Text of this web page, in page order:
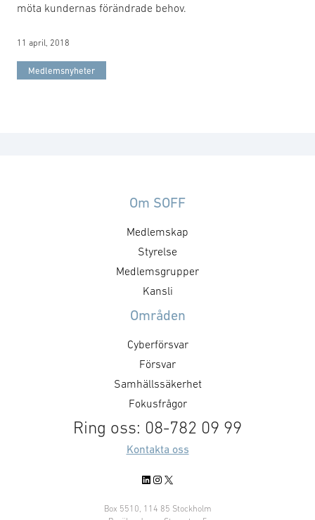
möta kundernas förändrade behov.
11 april, 2018
Medlemsnyheter
Om SOFF
Medlemskap
Styrelse
Medlemsgrupper
Kansli
Områden
Cyberförsvar
Försvar
Samhällssäkerhet
Fokusfrågor
Ring oss: 08-782 09 99
Kontakta oss
LinkedIn
Instagram
X
Box 5510, 114 85 Stockholm